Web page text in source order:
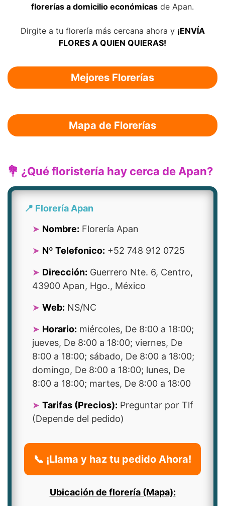
florerías a domicilio económicas de Apan.
Dirgite a tu florería más cercana ahora y ¡ENVÍA
FLORES A QUIEN QUIERAS!
Mejores Florerías
Mapa de Florerías
💐 ¿Qué floristería hay cerca de Apan?
📍 Florería Apan
Nombre: Florería Apan
Nº Telefonico: +52 748 912 0725
Dirección: Guerrero Nte. 6, Centro,
43900 Apan, Hgo., México
Web: NS/NC
Horario: miércoles, De 8:00 a 18:00;
jueves, De 8:00 a 18:00; viernes, De
8:00 a 18:00; sábado, De 8:00 a 18:00;
domingo, De 8:00 a 18:00; lunes, De
8:00 a 18:00; martes, De 8:00 a 18:00
Tarifas (Precios): Preguntar por Tlf
(Depende del pedido)
📞 ¡Llama y haz tu pedido Ahora!
Ubicación de florería (Mapa):